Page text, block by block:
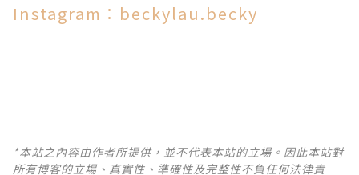
Instagram：beckylau.becky
*本站之內容由作者所提供，並不代表本站的立場。因此本站對
所有博客的立場、真實性、準確性及完整性不負任何法律責